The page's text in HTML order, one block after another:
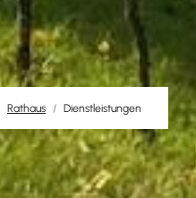
Rathaus Dienstleistungen